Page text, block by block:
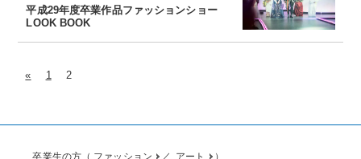
平成29年度卒業作品ファッションショー
LOOK BOOK
« 1 2
卒業生の方（ ファッション ／ アート ）